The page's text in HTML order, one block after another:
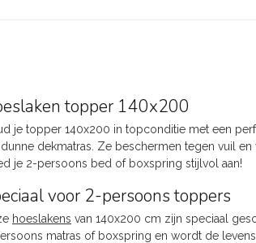
topper 140x200
je topper 140x200 in topconditie met een
dunne dekmatras. Ze beschermen tegen vuil
je 2-persoons bed of boxspring stijlvol aan!
voor 2-persoons toppers
hoeslakens van 140x200 cm zijn speciaal
matras of boxspring en wordt de